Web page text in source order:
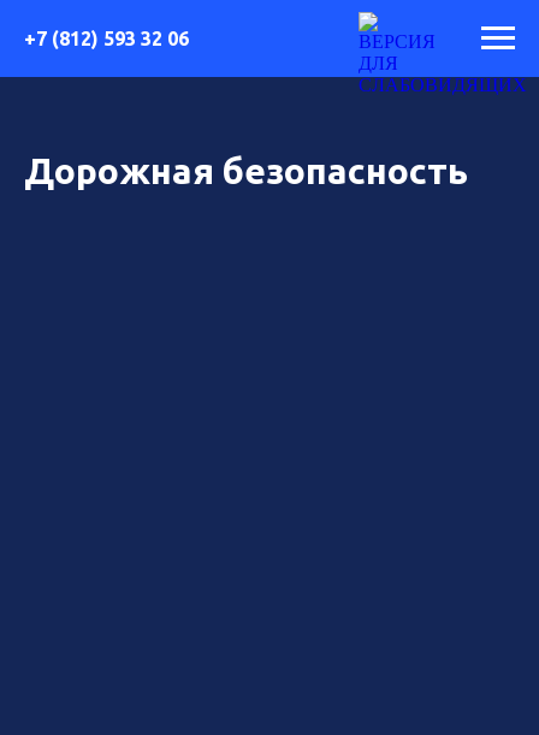
+7 (812) 593 32 06
Дорожная безопасность